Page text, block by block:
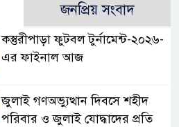
জনপ্রিয় সংবাদ
কস্তুরীপাড়া ফুটবল টুর্নামেন্ট-২০২৬-
এর ফাইনাল আজ
জুলাই গণঅভ্যুত্থান দিবসে শহীদ
পরিবার ও জুলাই যোদ্ধাদের প্রতি